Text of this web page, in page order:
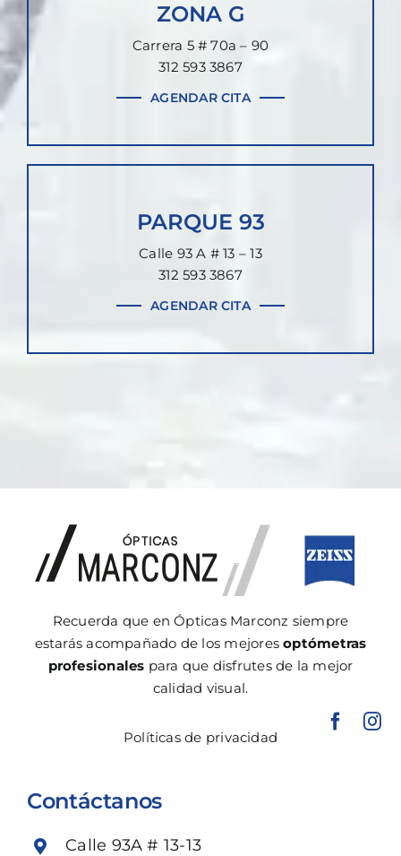
ZONA G
Carrera 5 # 70a – 90
312 593 3867
AGENDAR CITA
PARQUE 93
Calle 93 A # 13 – 13
312 593 3867
AGENDAR CITA
Recuerda que en Ópticas Marconz siempre
estarás acompañado de los mejoresoptómetras
profesionales para que disfrutes de la mejor
calidad visual.
Políticas de privacidad
Contáctanos
Calle 93A # 13-13